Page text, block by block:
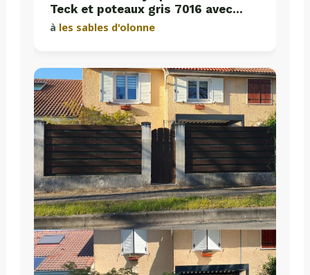
Teck et poteaux gris 7016 avec
plaques de soubassement béton
à les sables d'olonne